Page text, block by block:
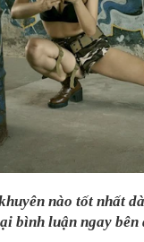
nào tốt nhất
bình luận ngay bên